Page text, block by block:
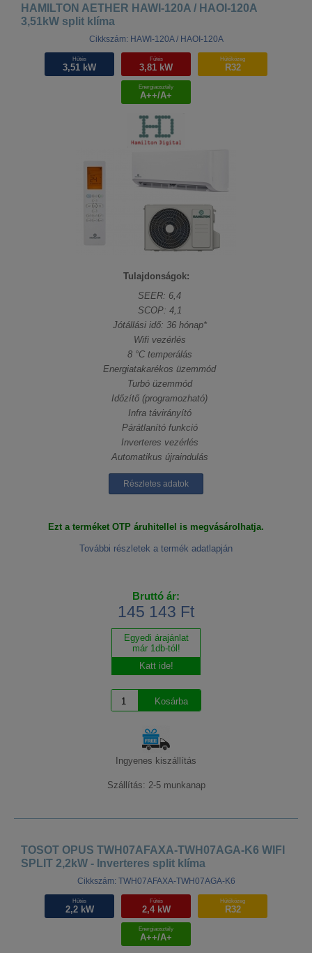
HAMILTON AETHER HAWI-120A / HAOI-120A
3,51kW split klíma
Cikkszám: HAWI-120A / HAOI-120A
Hűtés
3,51 kW
Fűtés
3,81 kW
Hűtőközeg
R32
Energiaosztály
A++/A+
Tulajdonságok:
SEER: 6,4
SCOP: 4,1
Jótállási idő: 36 hónap*
Wifi vezérlés
8 °C temperálás
Energiatakarékos üzemmód
Turbó üzemmód
Időzítő (programozható)
Infra távirányító
Párátlanító funkció
Inverteres vezérlés
Automatikus újraindulás
Részletes adatok
Ezt a terméket OTP áruhitellel is megvásárolhatja.
További részletek a termék adatlapján
Bruttó ár:
145 143 Ft
Egyedi árajánlat
már 1db-tól!
Katt ide!
Ingyenes kiszállítás
Szállítás: 2-5 munkanap
TOSOT OPUS TWH07AFAXA-TWH07AGA-K6 WIFI
SPLIT 2,2kW - Inverteres split klíma
Cikkszám: TWH07AFAXA-TWH07AGA-K6
Hűtés
2,2 kW
Fűtés
2,4 kW
Hűtőközeg
R32
Energiaosztály
A++/A+